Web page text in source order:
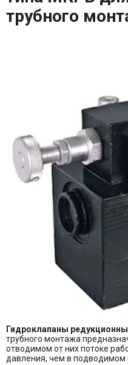
трубного
Гидроклапаны
трубного монтажа
отводимом от них потоке
давления, чем в подводимом